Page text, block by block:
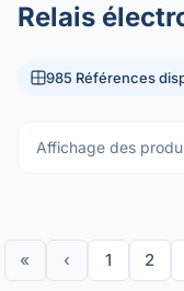
Relais
985 Références
Affichage des
« ‹ 1 2